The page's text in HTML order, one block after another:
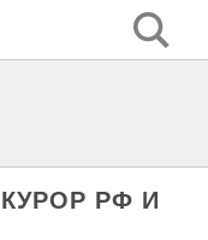
РФ И